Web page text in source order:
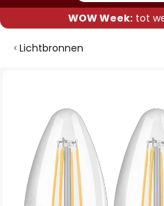
WOW Week:tot
Lichtbronnen
afbeeldingen-
gallerij